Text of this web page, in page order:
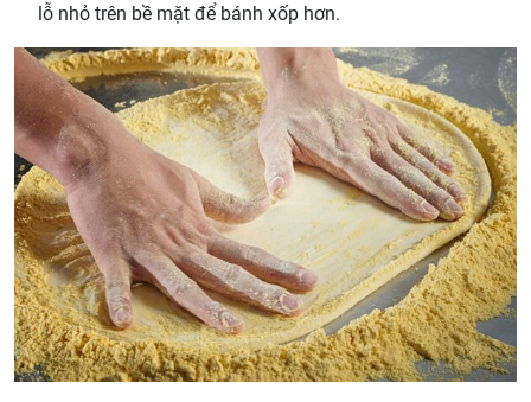
lỗ nhỏ trên bề mặt để bánh xốp hơn.